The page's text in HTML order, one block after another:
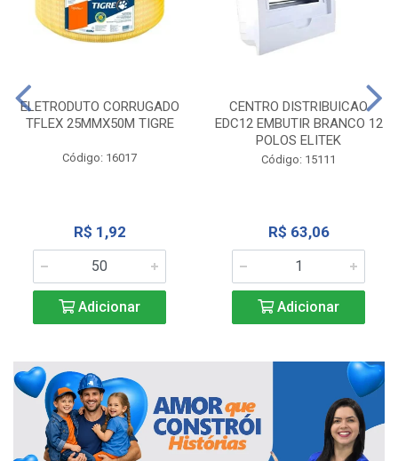
ELETRODUTO CORRUGADO
TFLEX 25MMX50M TIGRE
Código: 16017
R$ 1,92
Adicionar
CENTRO DISTRIBUICAO
EDC12 EMBUTIR BRANCO 12
POLOS ELITEK
Código: 15111
R$ 63,06
Adicionar